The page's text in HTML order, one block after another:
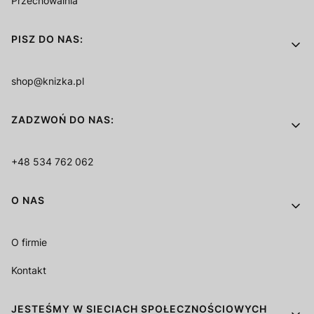
PISZ DO NAS:
shop@knizka.pl
ZADZWOŃ DO NAS:
+48 534 762 062
O NAS
O firmie
Kontakt
JESTEŚMY W SIECIACH SPOŁECZNOŚCIOWYCH